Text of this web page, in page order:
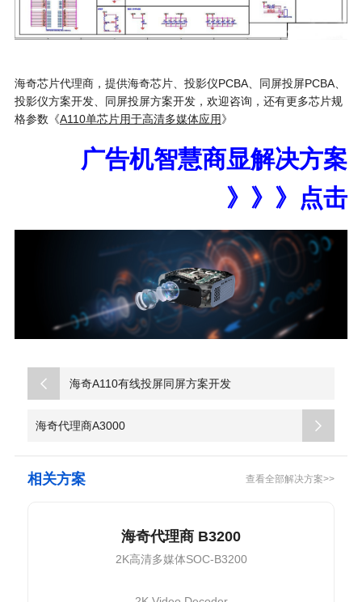
海奇芯片代理商，提供海奇芯片、投影仪PCBA、同屏投屏PCBA、
投影仪方案开发、同屏投屏方案开发，欢迎咨询，还有更多芯片规
格参数《A110单芯片用于高清多媒体应用》
广告机智慧商显解决方案
》》》点击
海奇A110有线投屏同屏方案开发
海奇代理商A3000
相关方案 查看全部解决方案>>
海奇代理商 B3200
2K高清多媒体SOC-B3200